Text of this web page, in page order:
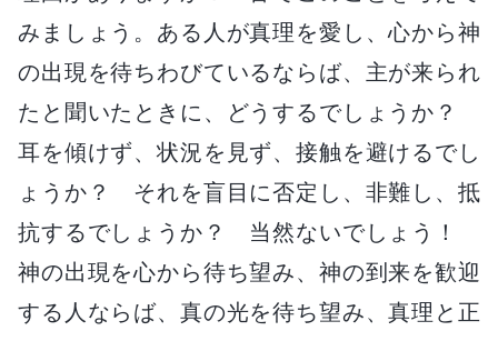
みましょう。ある人が真理を愛し、心から神
の出現を待ちわびているならば、主が来られ
たと聞いたときに、どうするでしょうか？
耳を傾けず、状況を見ず、接触を避けるでし
ょうか？ それを盲目に否定し、非難し、抵
抗するでしょうか？ 当然ないでしょう！
神の出現を心から待ち望み、神の到来を歓迎
する人ならば、真の光を待ち望み、真理と正